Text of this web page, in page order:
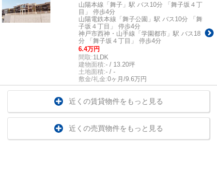
山陽本線「舞子」駅 バス10分 「舞子坂４丁
目」 停歩4分
山陽電鉄本線「舞子公園」駅 バス10分 「舞
子坂４丁目」 停歩4分
神戸市西神・山手線「学園都市」駅 バス18
分 「舞子坂４丁目」 停歩4分
6.4万円
間取:1LDK
建物面積:- / 13.20坪
土地面積:- / -
敷金/礼金:0ヶ月/9.6万円
近くの賃貸物件をもっと見る
近くの売買物件をもっと見る